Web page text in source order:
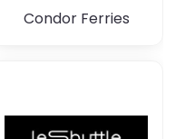
Condor Ferries